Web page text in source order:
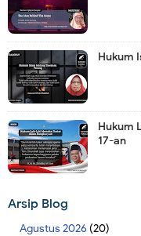
Hukum
Hukum
17-an
Arsip Blog
Agustus 2026 (20)